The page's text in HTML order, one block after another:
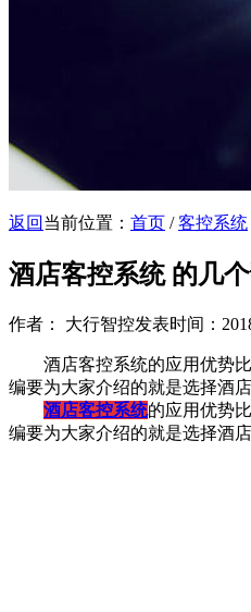
返回 当前位置： 首页 /客控系统
酒店客控系统 的几
作者： 大行智控发表时间：
酒店客控系统的应用优势比
编要为大家介绍的就是选择酒
酒店客控系统的应用优势
编要为大家介绍的就是选择酒